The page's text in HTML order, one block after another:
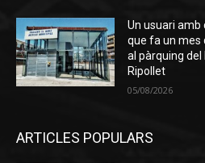
Un usuari amb
que fa un mes
al pàrquing
Ripollet
05/08/2026
ARTICLES POPULARS